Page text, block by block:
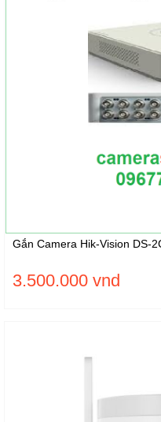
Gắn Camera Hik-Vision DS-
3.500.000 vnd